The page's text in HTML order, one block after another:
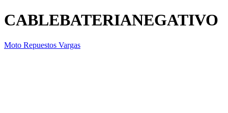
CABLEBATERIANEGATIVO
Moto Repuestos Vargas